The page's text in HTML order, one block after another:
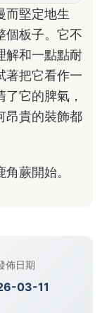
而堅定地生
個板子。它不
解和一點點耐
著把它看作一
它的脾氣，
昂貴的裝飾都
蕨開始。
佈日期
03-11